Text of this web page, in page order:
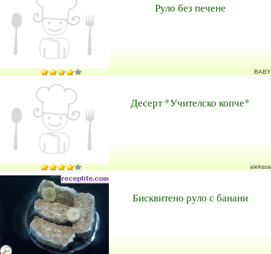
Руло без печене
BABY
Десерт *Учителско копче*
alekssa
Бисквитено руло с банани